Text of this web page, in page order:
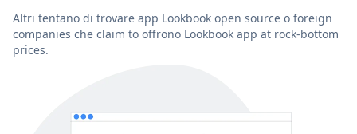
Altri tentano di trovare app Lookbook open source o foreign
companies che claim to offrono Lookbook app at rock-bottom
prices.